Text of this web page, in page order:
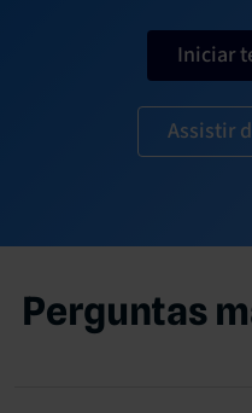
Iniciar
Assistir
Perguntas